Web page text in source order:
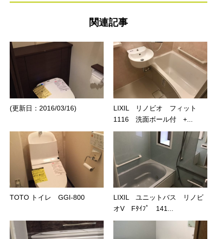
関連記事
(更新日：2016/03/16)
LIXIL リノビオ フィット
1116 洗面ボール付 +...
TOTO トイレ GGI‐800
LIXIL ユニットバス リノビ
オV Fﾀｲﾌﾟ 141...